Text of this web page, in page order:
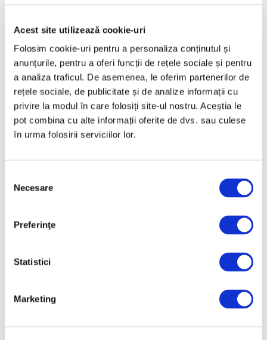
Acest site utilizează cookie-uri
Folosim cookie-uri pentru a personaliza conținutul și
anunțurile, pentru a oferi funcții de rețele sociale și pentru
a analiza traficul. De asemenea, le oferim partenerilor de
rețele sociale, de publicitate și de analize informații cu
privire la modul în care folosiți site-ul nostru. Aceștia le
pot combina cu alte informații oferite de dvs. sau culese
în urma folosirii serviciilor lor.
consimțământului
Necesare
Preferinţe
Statistici
Marketing
Aprilie 2025
Martie 2025
Februarie 2025
Ianuarie 2025
Decembrie 2024
Noiembrie 2024
Iunie 2024
Aprilie 2024
Februarie 2024